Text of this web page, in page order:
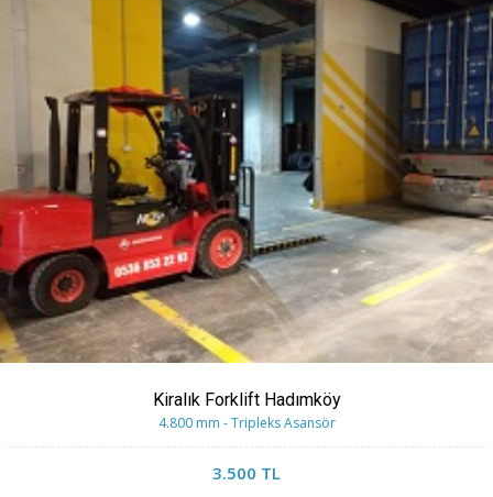
Kiralık Forklift Hadımköy
4.800 mm - Tripleks Asansör
3.500 TL